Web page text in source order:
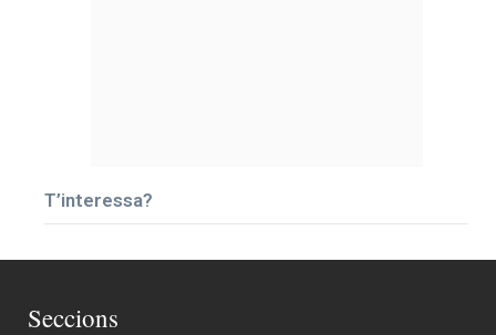
T’interessa?
Seccions